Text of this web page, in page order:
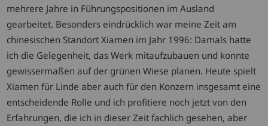
mehrere Jahre in Führungspositionen im Ausland
gearbeitet. Besonders eindrücklich war meine Zeit am
chinesischen Standort Xiamen im Jahr 1996: Damals hatte
ich die Gelegenheit, das Werk mitaufzubauen und konnte
gewissermaßen auf der grünen Wiese planen. Heute spielt
Xiamen für Linde aber auch für den Konzern insgesamt eine
entscheidende Rolle und ich profitiere noch jetzt von den
Erfahrungen, die ich in dieser Zeit fachlich gesehen, aber